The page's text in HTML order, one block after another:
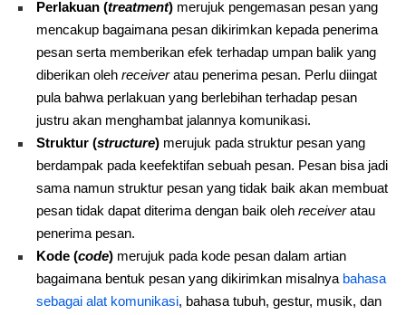
Perlakuan (treatment) merujuk pengemasan pesan yang
mencakup bagaimana pesan dikirimkan kepada penerima
pesan serta memberikan efek terhadap umpan balik yang
diberikan oleh receiveratau penerima pesan. Perlu diingat
pula bahwa perlakuan yang berlebihan terhadap pesan
justru akan menghambat jalannya komunikasi.
Struktur (structure) merujuk pada struktur pesan yang
berdampak pada keefektifan sebuah pesan. Pesan bisa jadi
sama namun struktur pesan yang tidak baik akan membuat
pesan tidak dapat diterima dengan baik oleh receiveratau
penerima pesan.
Kode (code) merujuk pada kode pesan dalam artian
bagaimana bentuk pesan yang dikirimkan misalnya bahasa
sebagai alat komunikasi, bahasa tubuh, gestur, musik, dan